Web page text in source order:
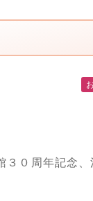
０周年記念